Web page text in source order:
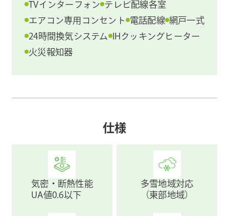
TVインターフォン テレビ配線各室
エアコン専用コンセント
電話配線 網戸一式
24時間換気システム
IHクッキングヒーター
火災報知器
仕様
気密・断熱性能
UA値0.6以下
多雪地域対応
（東部地域）